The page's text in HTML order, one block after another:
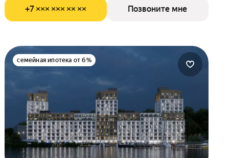
+7 ××× ××× ×× ×× Позвоните мне
семейная ипотека от 6%